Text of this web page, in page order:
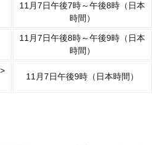
11月7日午後7時～午後8時（日本
時間）
11月7日午後8時～午後9時（日本
時間）
>
11月7日午後9時（日本時間）